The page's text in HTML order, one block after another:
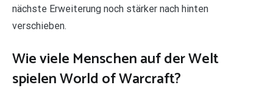
nächste Erweiterung noch stärker nach hinten
verschieben.
Wie viele Menschen auf der Welt
spielen World of Warcraft?